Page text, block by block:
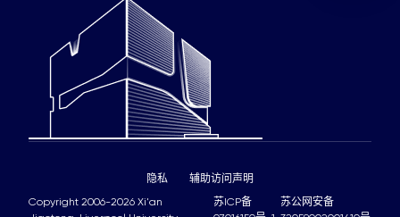
Copyright 2006-2026 Xi'an
苏ICP备
苏公网安备
隐私 辅助访问声明